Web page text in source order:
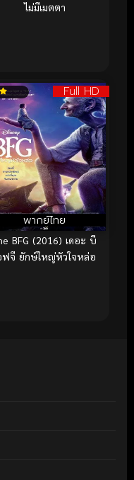
ไม่มีเมตตา
Full HD
พากย์ไทย
BFG (2016) เดอะ บี
ฟจี ยักษ์ใหญ่หัวใจหล่อ